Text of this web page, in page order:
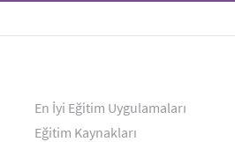
En İyi Eğitim Uygulamaları
Eğitim Kaynakları